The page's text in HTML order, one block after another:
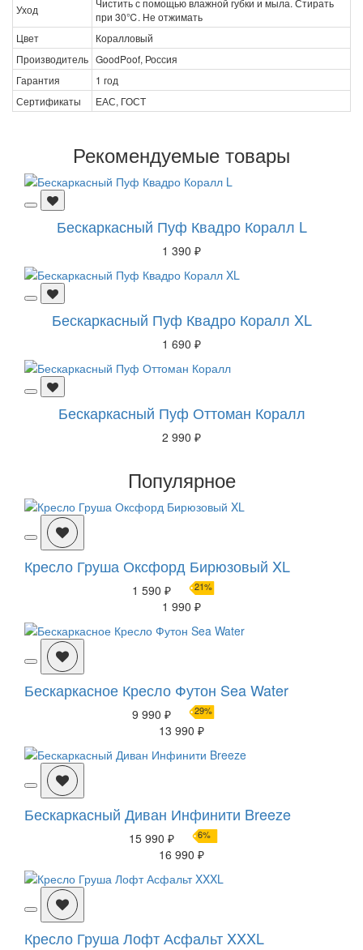
Уход
при 30℃. Не отжимать
Цвет
Коралловый
Производитель GoodPoof, Россия
Гарантия
1 год
Сертификаты
ЕАС, ГОСТ
Рекомендуемые товары
Бескаркасный Пуф Квадро Коралл L
1 390 ₽
Бескаркасный Пуф Квадро Коралл XL
1 690 ₽
Бескаркасный Пуф Оттоман Коралл
2 990 ₽
Популярное
Кресло Груша Оксфорд Бирюзовый XL
1 590 ₽ 21%
1 990 ₽
Бескаркасное Кресло Футон Sea Water
9 990 ₽ 29%
13 990 ₽
Бескаркасный Диван Инфинити Breeze
15 990 ₽ 6%
16 990 ₽
Кресло Груша Лофт Асфальт XXXL